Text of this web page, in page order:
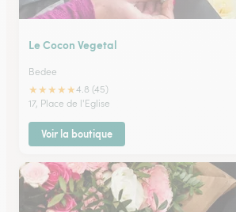
Le Cocon Vegetal
Bedee
★★★★★4.8 (45)
17, Place de l'Eglise
Voir la boutique